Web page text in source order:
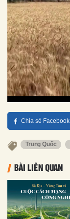
Chia sẻ Facebook
Trung Quốc
BÀI LIÊN QUAN